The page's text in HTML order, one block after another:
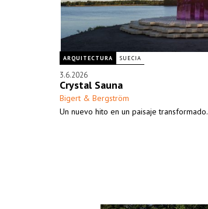
ARQUITECTURA SUECIA
3.6.2026
Crystal Sauna
Bigert & Bergström
Un nuevo hito en un paisaje transformado.